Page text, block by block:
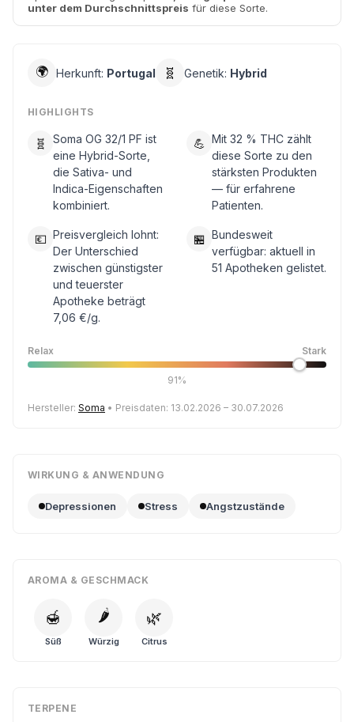
unter dem Durchschnittspreis für diese Sorte.
🌍 Herkunft: Portugal 🧬 Genetik: Hybrid
HIGHLIGHTS
🧬
Soma OG 32/1 PF ist
eine Hybrid-Sorte,
die Sativa- und
Indica-Eigenschaften
kombiniert.
💪 Mit 32 % THC zählt
diese Sorte zu den
stärksten Produkten
— für erfahrene
Patienten.
💶 Preisvergleich lohnt:
Der Unterschied
zwischen günstigster
und teuerster
Apotheke beträgt
7,06 €/g.
🏪 Bundesweit
verfügbar: aktuell in
51 Apotheken gelistet.
Relax Stark
91%
Hersteller: Soma • Preisdaten: 13.02.2026 – 30.07.2026
WIRKUNG & ANWENDUNG
Depressionen Stress Angstzustände
AROMA & GESCHMACK
🍯
Süß
🌶️
Würzig
🌿
Citrus
TERPENE